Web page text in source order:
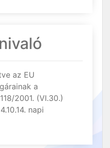
az EU
a
2001. (VI.30.)
napi